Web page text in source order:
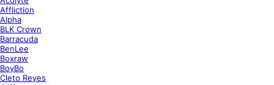
Affliction
Alpha
BLK Crown
Barracuda
BenLee
Boxraw
BoyBo
Cleto Reyes